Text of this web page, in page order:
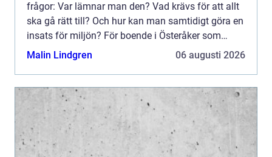
frågor: Var lämnar man den? Vad krävs för att allt
ska gå rätt till? Och hur kan man samtidigt göra en
insats för miljön? För boende i Österåker som
söker bilskrot Åkersberga handlar valet ofta om att
Malin Lindgren 06 augusti 2026